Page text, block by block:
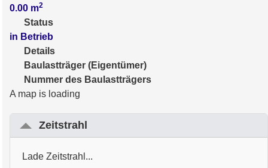
0.00 m2
Status
in Betrieb
Details
Baulastträger (Eigentümer)
Nummer des Baulastträgers
A map is loading
Zeitstrahl
Lade Zeitstrahl...